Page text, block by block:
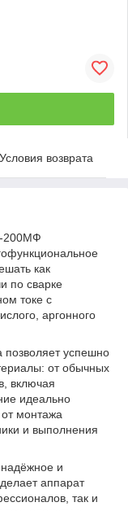
Условия возврата
200МФ
как
по сварке
токе с
аргонного
позволяет успешно
от обычных
включая
идеально
монтажа
и выполнения
и
аппарат
так и